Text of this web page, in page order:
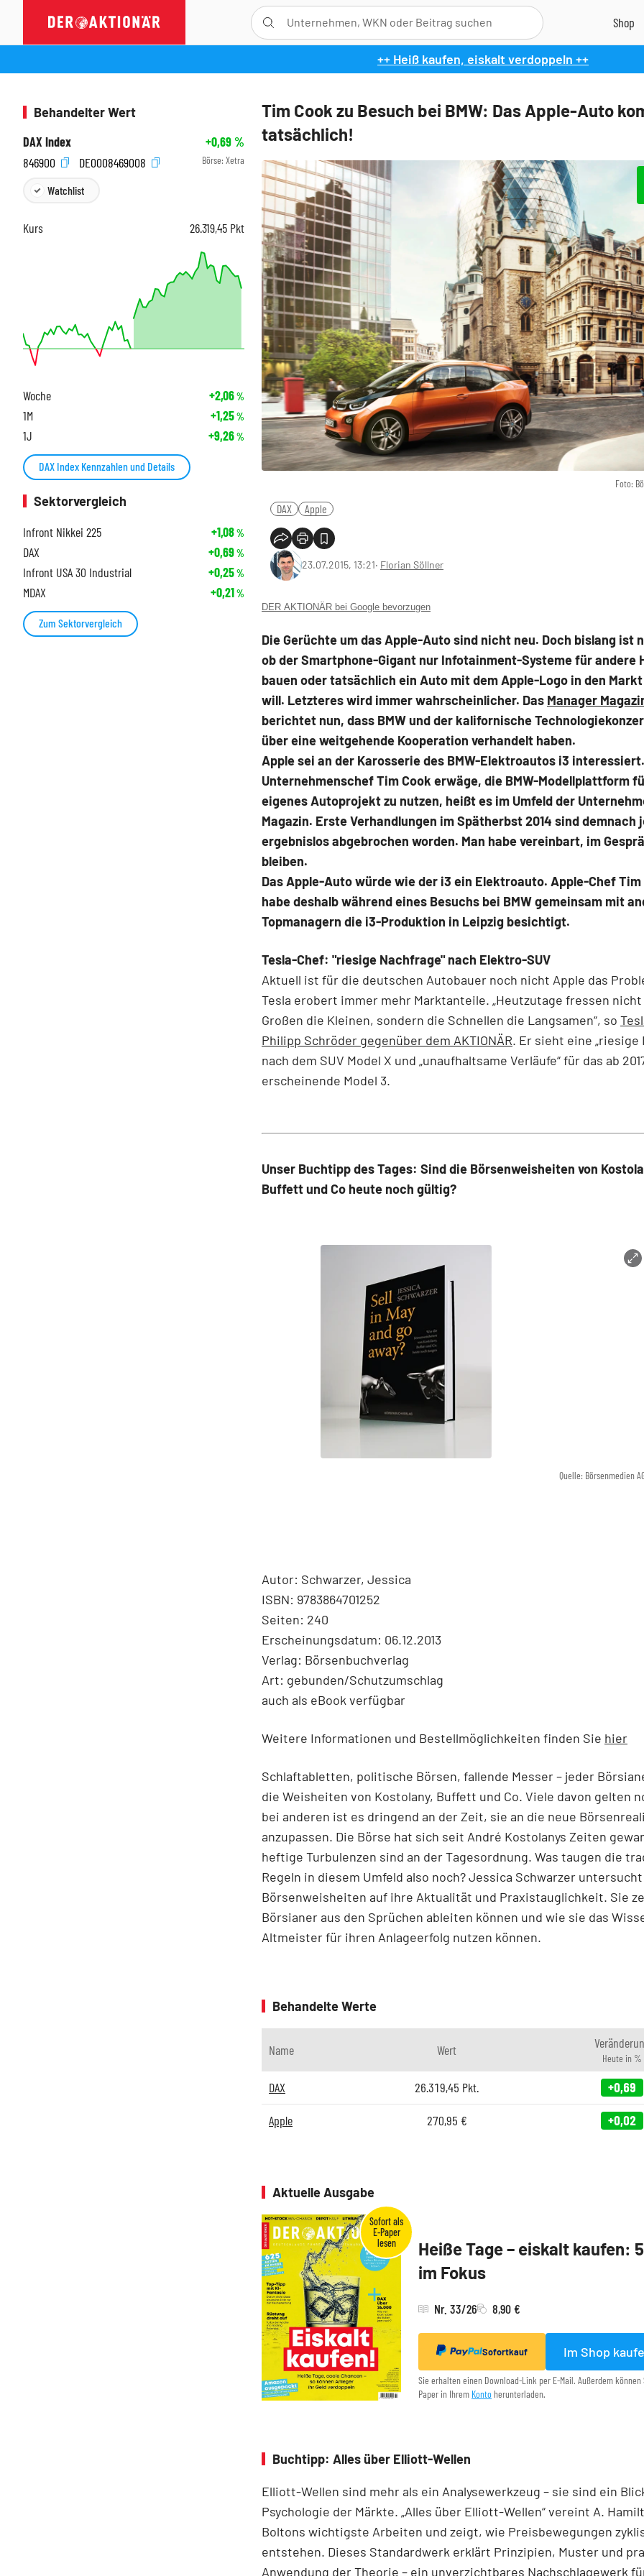
++ Heiß kaufen, eiskalt verdoppeln ++
Tim Cook zu Besuch bei BMW: Das Apple-Auto
tatsächlich!
Foto:
DAX Apple
23.07.2015, 13:21‧ Florian Söllner
DER AKTIONÄR bei Google bevorzugen
Die Gerüchte um das Apple-Auto sind nicht neu. Doch bislang ist
ob der Smartphone-Gigant nur Infotainment-Systeme für andere
bauen oder tatsächlich ein Auto mit dem Apple-Logo in den
will. Letzteres wird immer wahrscheinlicher. Das Manager
berichtet nun, dass BMW und der kalifornische
über eine weitgehende Kooperation verhandelt haben.
Apple sei an der Karosserie des BMW-Elektroautos i3 interessiert.
Unternehmenschef Tim Cook erwäge, die BMW-Modellplattform
eigenes Autoprojekt zu nutzen, heißt es im Umfeld der
Magazin. Erste Verhandlungen im Spätherbst 2014 sind demnach
ergebnislos abgebrochen worden. Man habe vereinbart, im
bleiben.
Das Apple-Auto würde wie der i3 ein Elektroauto. Apple-Chef Tim
habe deshalb während eines Besuchs bei BMW gemeinsam mit
Topmanagern die i3-Produktion in Leipzig besichtigt.
Tesla-Chef: "riesige Nachfrage" nach Elektro-SUV
Aktuell ist für die deutschen Autobauer noch nicht Apple das
Tesla erobert immer mehr Marktanteile. „Heutzutage fressen
Großen die Kleinen, sondern die Schnellen die Langsamen“, so
Philipp Schröder gegenüber dem AKTIONÄR. Er sieht eine „riesige
nach dem SUV Model X und „unaufhaltsame Verläufe“ für das ab
erscheinende Model 3.
Unser Buchtipp des Tages: Sind die Börsenweisheiten von
Buffett und Co heute noch gültig?
Quelle: Börsenmedien
Autor: Schwarzer, Jessica
ISBN: 9783864701252
Seiten: 240
Erscheinungsdatum: 06.12.2013
Verlag: Börsenbuchverlag
Art: gebunden/Schutzumschlag
auch als eBook verfügbar
Weitere Informationen und Bestellmöglichkeiten finden Sie hier
Schlaftabletten, politische Börsen, fallende Messer – jeder
die Weisheiten von Kostolany, Buffett und Co. Viele davon gelten
bei anderen ist es dringend an der Zeit, sie an die neue
anzupassen. Die Börse hat sich seit André Kostolanys Zeiten
heftige Turbulenzen sind an der Tagesordnung. Was taugen die
Regeln in diesem Umfeld also noch? Jessica Schwarzer untersucht
Börsenweisheiten auf ihre Aktualität und Praxistauglichkeit. Sie
Börsianer aus den Sprüchen ableiten können und wie sie das
Altmeister für ihren Anlageerfolg nutzen können.
Behandelte Werte
Name Wert
Heute in %
DAX 26.319,45 Pkt. +0,69
Apple 270,95 € +0,02
Aktuelle Ausgabe
Heiße Tage – eiskalt kaufen:
im Fokus
Nr. 33/26 8,90 €
Sofortkauf Im Shop
Sie erhalten einen Download-Link per E-Mail. Außerdem
Paper in Ihrem Konto herunterladen.
Buchtipp: Alles über Elliott-Wellen
Elliott-Wellen sind mehr als ein Analysewerkzeug – sie sind ein
Psychologie der Märkte. „Alles über Elliott-Wellen“ vereint A.
Boltons wichtigste Arbeiten und zeigt, wie Preisbewegungen
entstehen. Dieses Standardwerk erklärt Prinzipien, Muster und
Anwendung der Theorie – ein unverzichtbares Nachschlagewerk
Behandelter Wert
DAX Index
+0,69%
846900
DE0008469008 Börse: Xetra
Watchlist
Kurs 26.319,45 Pkt
Woche +2,06%
1M +1,25%
1J +9,26%
DAX Index Kennzahlen und Details
Sektorvergleich
Infront Nikkei 225
+1,08%
DAX +0,69%
Infront USA 30 Industrial +0,25%
MDAX +0,21%
Zum Sektorvergleich